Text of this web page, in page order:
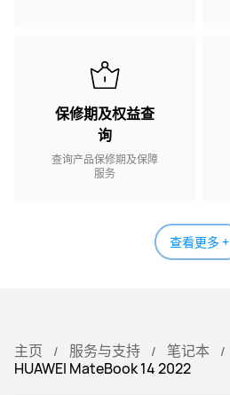
保修期及权益查
询
查询产品保修期及保障
服务
查看更多 +
主页 服务与支持
笔记本
HUAWEI MateBook 14 2022